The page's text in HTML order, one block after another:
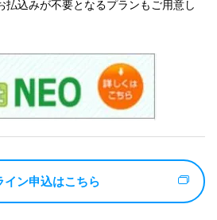
払込みが不要となるプランもご用意し
イン申込はこちら